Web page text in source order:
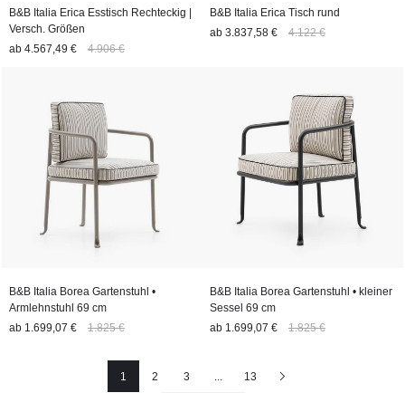
B&B Italia Erica Esstisch Rechteckig |
Versch. Größen
ab 4.567,49 € 4.906 €
B&B Italia Erica Tisch rund
ab 3.837,58 € 4.122 €
B&B Italia Borea Gartenstuhl •
Armlehnstuhl 69 cm
ab 1.699,07 € 1.825 €
B&B Italia Borea Gartenstuhl • kleiner
Sessel 69 cm
ab 1.699,07 € 1.825 €
Seite
1
Seite
2
Seite
3 13
Nächste